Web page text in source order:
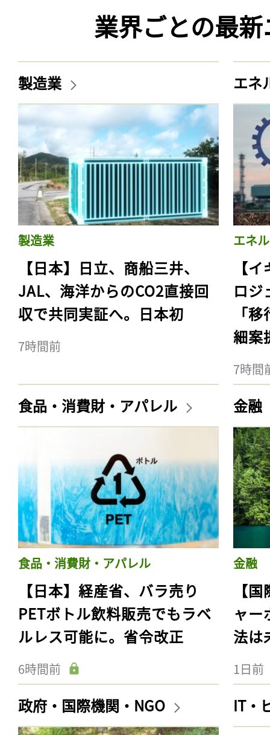
業界ごとの最
製造業
製造業
【日本】日立、商船三井、
JAL、海洋からのCO2直接回
収で共同実証へ。日本初
7時間前
エネ
エネ
【
ロジ
「
細案
7時間
食品・消費財・アパレル
食品・消費財・アパレル
【日本】経産省、バラ売り
PETボトル飲料販売でもラベ
ルレス可能に。省令改正
6時間前
金融
金融
【
ャー
法は
1日前
政府・国際機関・NGO IT・